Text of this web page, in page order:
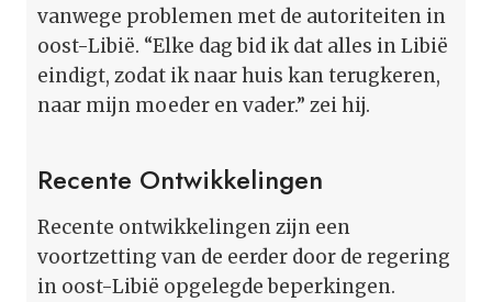
vanwege problemen met de autoriteiten in
oost-Libië. “Elke dag bid ik dat alles in Libië
eindigt, zodat ik naar huis kan terugkeren,
naar mijn moeder en vader.” zei hij.
Recente Ontwikkelingen
Recente ontwikkelingen zijn een
voortzetting van de eerder door de regering
in oost-Libië opgelegde beperkingen.